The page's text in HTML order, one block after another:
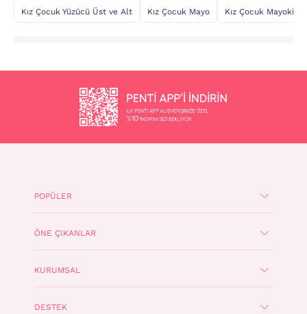
Kız Çocuk Yüzücü Üst ve Alt Kız Çocuk Mayo Kız Çocuk Mayokini
POPÜLER
ÖNE ÇIKANLAR
KURUMSAL
DESTEK